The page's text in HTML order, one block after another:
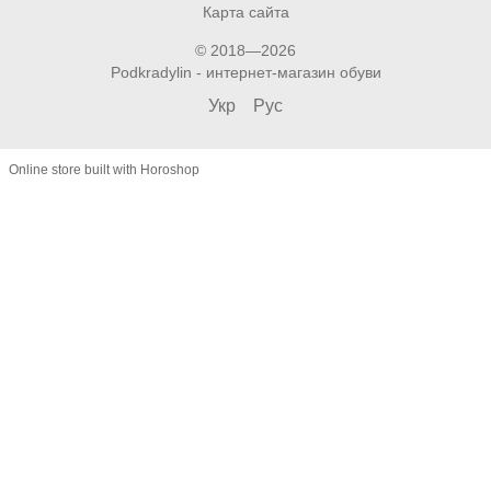
Карта сайта
© 2018—2026
Podkradylin - интернет-магазин обуви
Укр Рус
Online store built with Horoshop